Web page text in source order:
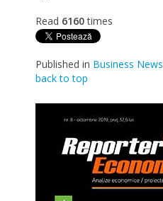
Read 6160times
Published in Business News
back to top